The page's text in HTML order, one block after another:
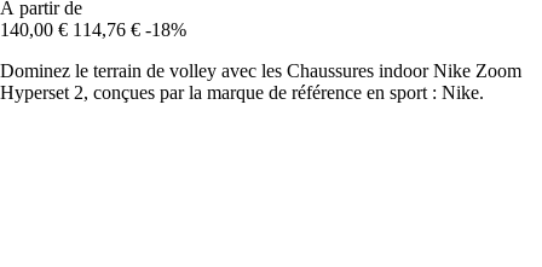
À partir de
140,00 € 114,76 € -18%
Dominez le terrain de volley avec les Chaussures indoor Nike Zoom
Hyperset 2, conçues par la marque de référence en sport : Nike.